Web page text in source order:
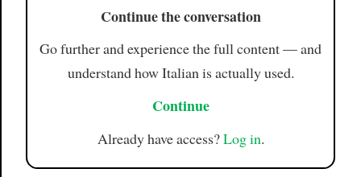
Continue the conversation
Go further and experience the full content — and
understand how Italian is actually used.
Continue
Already have access?Log in.